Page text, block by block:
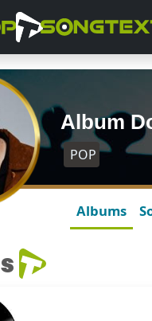
Album
POP
Albums